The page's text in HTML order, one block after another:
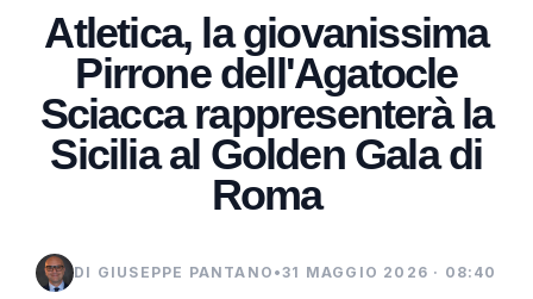
Atletica, la giovanissima
Pirrone dell'Agatocle
Sciacca rappresenterà la
Sicilia al Golden Gala di
Roma
DI GIUSEPPE PANTANO •31 MAGGIO 2026 · 08:40